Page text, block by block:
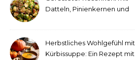
Datteln, Pinienkernen und
Herbstliches Wohlgefühl mit
Kürbissuppe: Ein Rezept mit